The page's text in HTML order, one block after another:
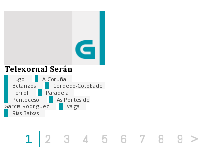
Telexornal Serán
Lugo
A Coruña
Betanzos
Cerdedo-Cotobade
Ferrol
Paradela
Ponteceso
As Pontes de
García Rodríguez
Valga
Rías Baixas
1 2 3 4 5 6 7 8 9 >